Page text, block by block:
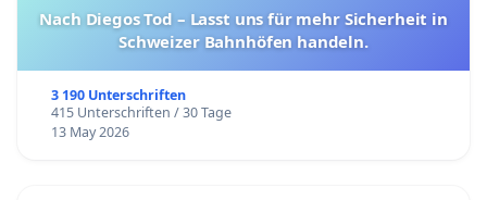
Nach Diegos Tod – Lasst uns für mehr Sicherheit in
Schweizer Bahnhöfen handeln.
3 190 Unterschriften
415 Unterschriften / 30 Tage
13 May 2026